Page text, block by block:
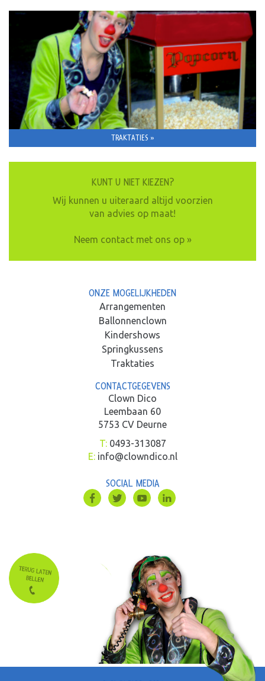
TRAKTATIES »
KUNT U NIET KIEZEN?
Wij kunnen u uiteraard altijd voorzien
van advies op maat!
Neem contact met ons op »
ONZE MOGELIJKHEDEN
Arrangementen
Ballonnenclown
Kindershows
Springkussens
Traktaties
CONTACTGEGEVENS
Clown Dico
Leembaan 60
5753 CV Deurne
T:0493-313087
E: info@clowndico.nl
SOCIAL MEDIA